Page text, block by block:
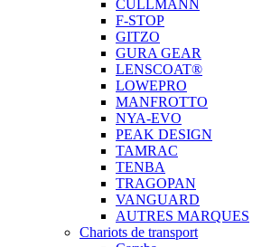
CULLMANN
F-STOP
GITZO
GURA GEAR
LENSCOAT®
LOWEPRO
MANFROTTO
NYA-EVO
PEAK DESIGN
TAMRAC
TENBA
TRAGOPAN
VANGUARD
AUTRES MARQUES
Chariots de transport